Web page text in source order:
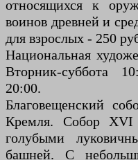
относящихся к
воинов древней и
для взрослых - 250
Национальная
Вторник-суббота
20:00.
Благовещенский
Кремля. Собор XVI
голубыми
башней. С